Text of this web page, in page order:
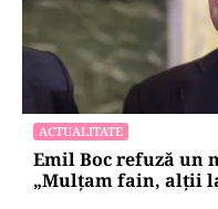
ACTUALITATE
Emil Boc refuză un
„Mulțam fain, alții